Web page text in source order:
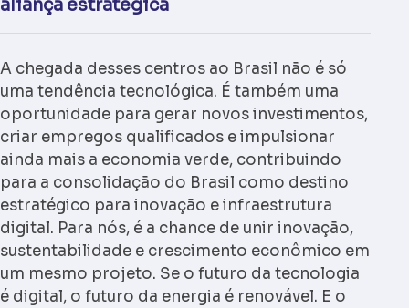
aliança estratégica
A chegada desses centros ao Brasil não é só
uma tendência tecnológica. É também uma
oportunidade para gerar novos investimentos,
criar empregos qualificados e impulsionar
ainda mais a economia verde, contribuindo
para a consolidação do Brasil como destino
estratégico para inovação e infraestrutura
digital. Para nós, é a chance de unir inovação,
sustentabilidade e crescimento econômico em
um mesmo projeto. Se o futuro da tecnologia
é digital, o futuro da energia é renovável. E o